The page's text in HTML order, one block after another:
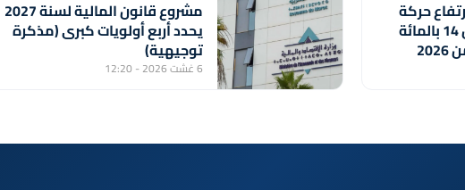
حركة
المسافرين بأزيد من 14 بالمائة
خلال الفصل الأول من 2026
مشروع قانون المالية لسنة 2027
يحدد أربع أولويات كبرى (مذكرة
توجيهية)
6 غشت 2026 - 12:20